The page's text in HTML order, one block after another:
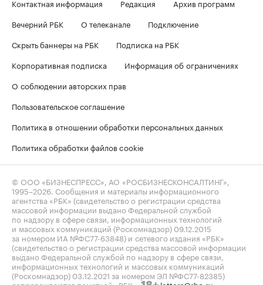
Контактная информация Редакция
Архив программ
Вечерний РБК
О телеканале
Подключение
Скрыть баннеры на РБК
Подписка на РБК
Корпоративная подписка
Информация об ограничениях
О соблюдении авторских прав
Пользовательское соглашение
Политика в отношении обработки персональных данных
Политика обработки файлов cookie
© ООО «БИЗНЕСПРЕСС», АО «РОСБИЗНЕСКОНСАЛТИНГ»,
1995–2026 . Сообщения и материалы информационного
агентства «РБК» (свидетельство о регистрации средства
массовой информации выдано Федеральной службой
по надзору в сфере связи, информационных технологий
и массовых коммуникаций (Роскомнадзор) 09.12.2015
за номером ИА №ФС77-63848) и сетевого издания «РБК»
(свидетельство о регистрации средства массовой информации
выдано Федеральной службой по надзору в сфере связи,
информационных технологий и массовых коммуникаций
(Роскомнадзор) 03.12.2021 за номером ЭЛ №ФС77-82385)